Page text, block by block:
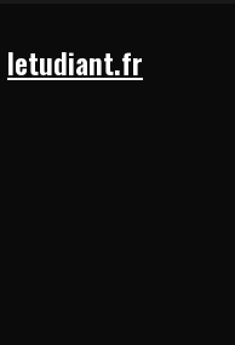
letudiant.fr